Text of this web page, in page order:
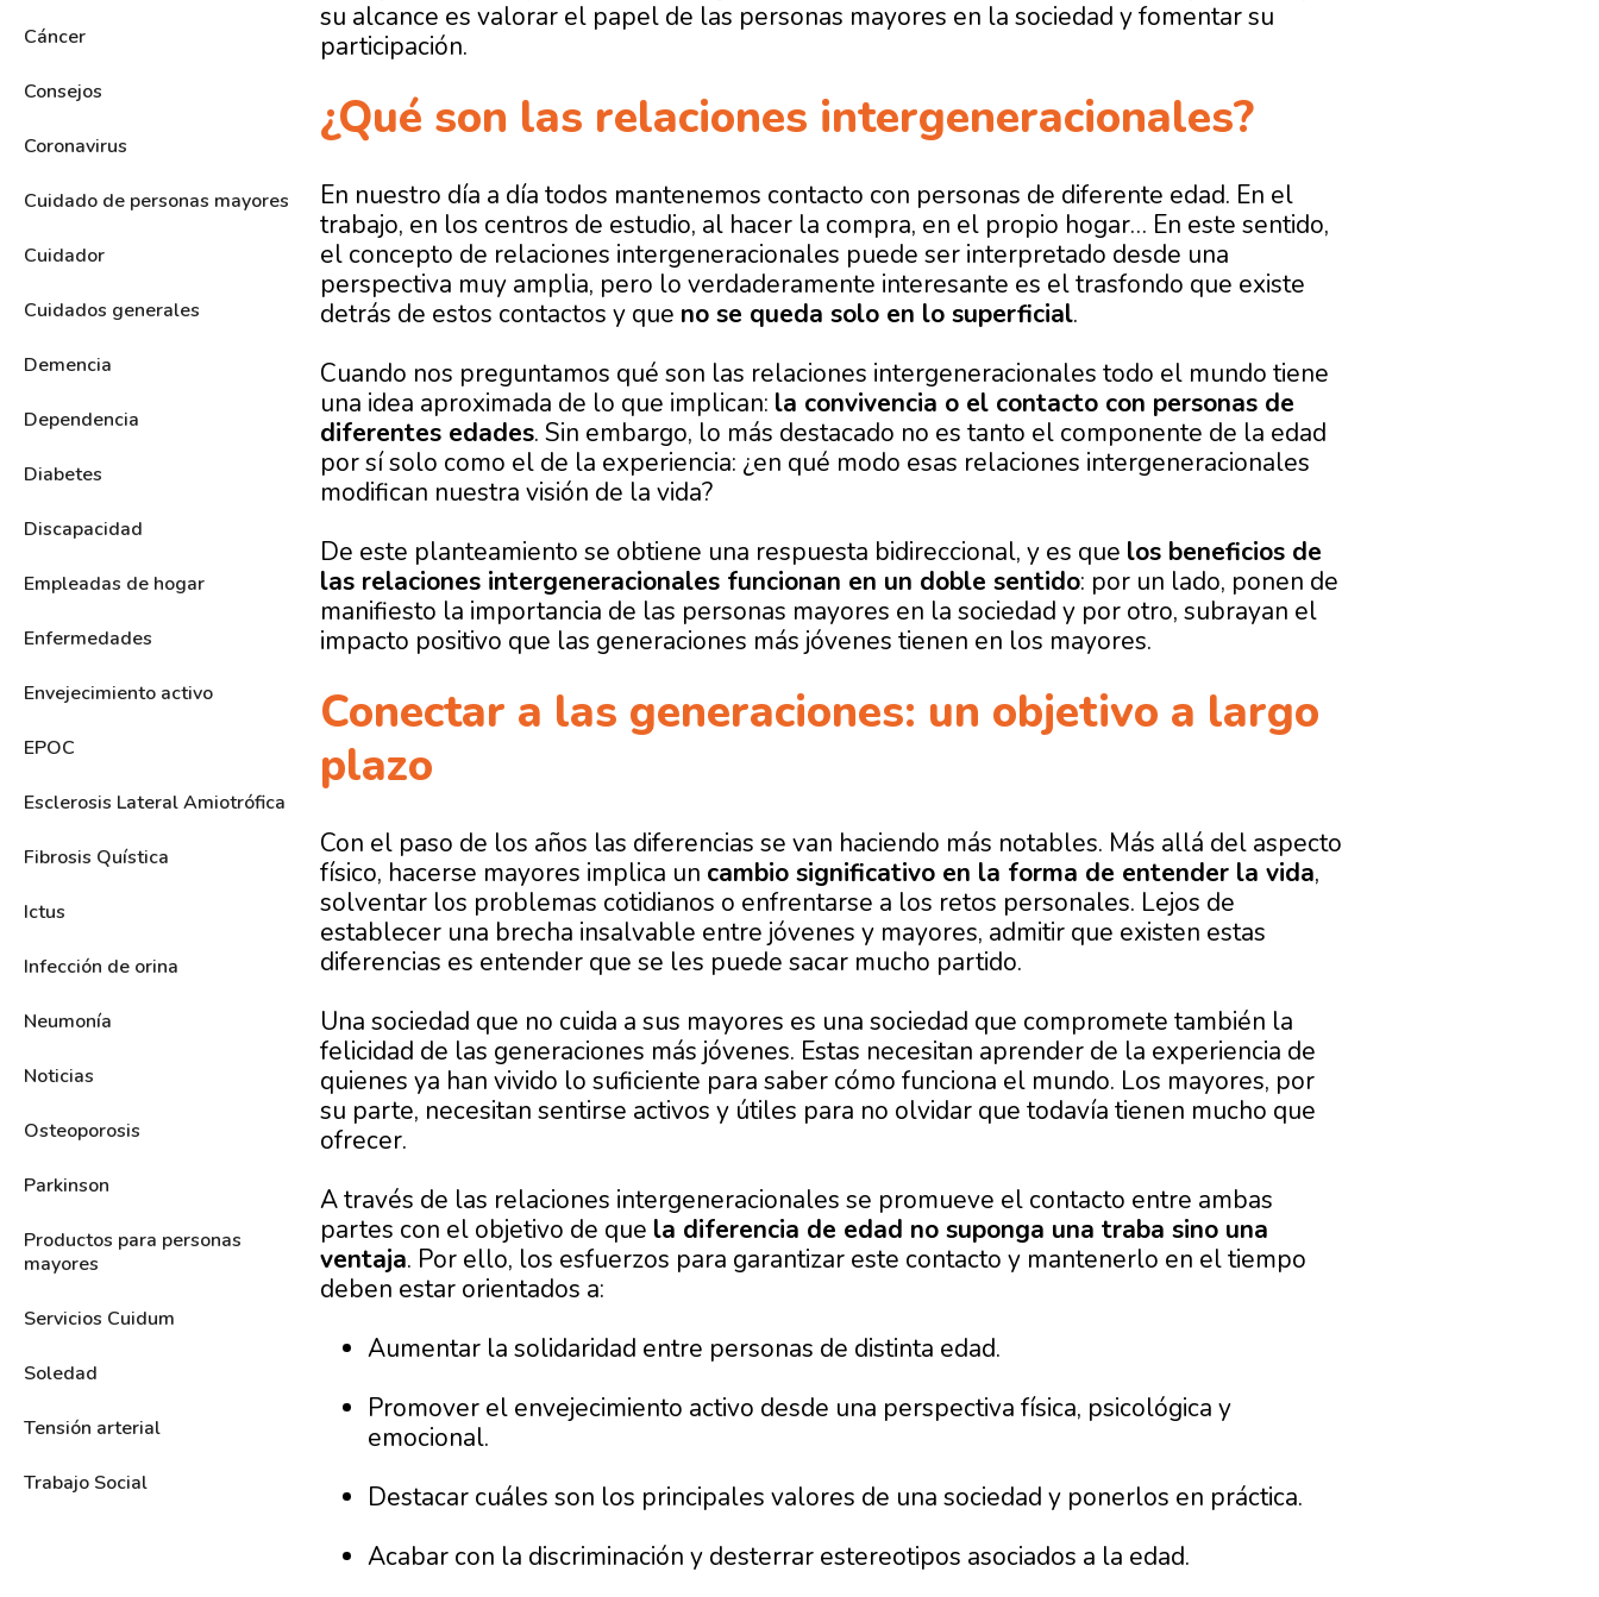
Cáncer
Consejos
Coronavirus
Cuidado de personas mayores
Cuidador
Cuidados generales
Demencia
Dependencia
Diabetes
Discapacidad
Empleadas de hogar
Enfermedades
Envejecimiento activo
EPOC
Esclerosis Lateral Amiotrófica
Fibrosis Quística
Ictus
Infección de orina
Neumonía
Noticias
Osteoporosis
Parkinson
Productos para personas
mayores
Servicios Cuidum
Soledad
Tensión arterial
Trabajo Social
su alcance es valorar el papel de las personas mayores en la sociedad y fomentar su
participación.
¿Qué son las relaciones intergeneracionales?
En nuestro día a día todos mantenemos contacto con personas de diferente edad. En el
trabajo, en los centros de estudio, al hacer la compra, en el propio hogar… En este sentido,
el concepto de relaciones intergeneracionales puede ser interpretado desde una
perspectiva muy amplia, pero lo verdaderamente interesante es el trasfondo que existe
detrás de estos contactos y que no se queda solo en lo superficial.
Cuando nos preguntamos qué son las relaciones intergeneracionales todo el mundo tiene
una idea aproximada de lo que implican: la convivencia o el contacto con personas de
diferentes edades. Sin embargo, lo más destacado no es tanto el componente de la edad
por sí solo como el de la experiencia: ¿en qué modo esas relaciones intergeneracionales
modifican nuestra visión de la vida?
De este planteamiento se obtiene una respuesta bidireccional, y es que los beneficios de
las relaciones intergeneracionales funcionan en un doble sentido: por un lado, ponen de
manifiesto la importancia de las personas mayores en la sociedad y por otro, subrayan el
impacto positivo que las generaciones más jóvenes tienen en los mayores.
Conectar a las generaciones: un objetivo a largo
plazo
Con el paso de los años las diferencias se van haciendo más notables. Más allá del aspecto
físico, hacerse mayores implica un cambio significativo en la forma de entender la vida,
solventar los problemas cotidianos o enfrentarse a los retos personales. Lejos de
establecer una brecha insalvable entre jóvenes y mayores, admitir que existen estas
diferencias es entender que se les puede sacar mucho partido.
Una sociedad que no cuida a sus mayores es una sociedad que compromete también la
felicidad de las generaciones más jóvenes. Estas necesitan aprender de la experiencia de
quienes ya han vivido lo suficiente para saber cómo funciona el mundo. Los mayores, por
su parte, necesitan sentirse activos y útiles para no olvidar que todavía tienen mucho que
ofrecer.
A través de las relaciones intergeneracionales se promueve el contacto entre ambas
partes con el objetivo de que la diferencia de edad no suponga una traba sino una
ventaja. Por ello, los esfuerzos para garantizar este contacto y mantenerlo en el tiempo
deben estar orientados a:
Aumentar la solidaridad entre personas de distinta edad.
Promover el envejecimiento activo desde una perspectiva física, psicológica y
emocional.
Destacar cuáles son los principales valores de una sociedad y ponerlos en práctica.
Acabar con la discriminación y desterrar estereotipos asociados a la edad.